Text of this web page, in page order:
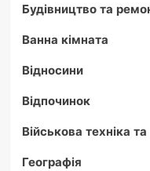
Будівництво та
Ванна кімната
Відносини
Відпочинок
Військова техніка
Географія